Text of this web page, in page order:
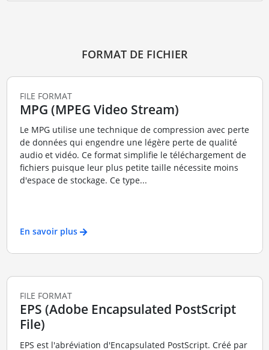
FORMAT DE FICHIER
FILE FORMAT
MPG (MPEG Video Stream)
Le MPG utilise une technique de compression avec perte
de données qui engendre une légère perte de qualité
audio et vidéo. Ce format simplifie le téléchargement de
fichiers puisque leur plus petite taille nécessite moins
d'espace de stockage. Ce type...
En savoir plus
FILE FORMAT
EPS (Adobe Encapsulated PostScript
File)
EPS est l'abréviation d'Encapsulated PostScript. Créé par